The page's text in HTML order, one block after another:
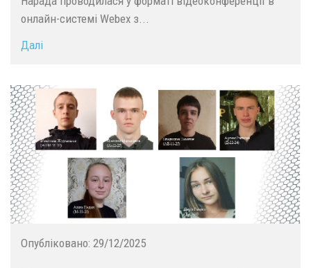
онлайн-системі Webex з...
Далі
Опубліковано: 29/12/2025